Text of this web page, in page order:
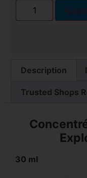
Description
Trusted Shops
30 ml